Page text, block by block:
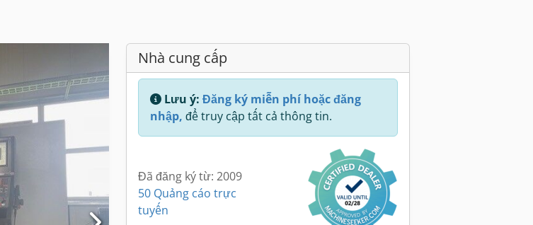
Nhà cung cấp
Lưu ý: Đăng ký miễn phí hoặc đăng
nhập, để truy cập tất cả thông tin.
Đã đăng ký từ: 2009
50 Quảng cáo trực
tuyến